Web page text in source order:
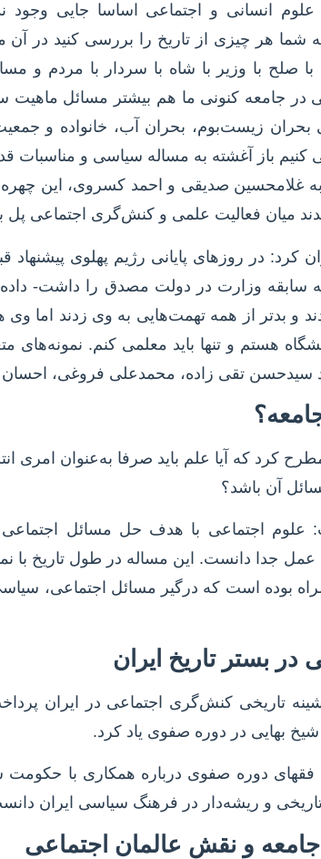
علوم انسانی و اجتماعی اساسا جایی وجود
شما هر چیزی از تاریخ را بررسی کنید در آن
صلح با وزیر با شاه با سردار با مردم و
در جامعه کنونی ما هم بیشتر مسائل ماهیت
بحران زیست‌بوم، بحران آب، خانواده و
کنیم باز آغشته به مساله سیاسی و مناسبات
به غلامحسین صدیقی و احمد کسروی، این
میان فعالیت علمی و کنش‌گری اجتماعی پل
کرد: در روزهای پایانی رژیم پهلوی
سابقه وزارت در دولت مصدق را داشت-
و بدتر از همه تهمت‌هایی به وی زدند اما وی
هستم و تنها باید معلمی کنم. نمونه‌های
سیدحسن تقی زاده، محمدعلی فروغی،
کرد که آیا علم باید صرفا به‌عنوان امری
آن باشد؟
علوم اجتماعی با هدف حل مسائل
عمل جدا دانست. این مساله در طول تاریخ با
بوده است که درگیر مسائل اجتماعی،
بستر تاریخ ایران
تاریخی کنش‌گری اجتماعی در ایران
بهایی در دوره صفوی یاد کرد.
فقهای دوره صفوی درباره همکاری با حکومت
تاریخی و ریشه‌دار در فرهنگ سیاسی ایران
و نقش عالمان اجتماعی